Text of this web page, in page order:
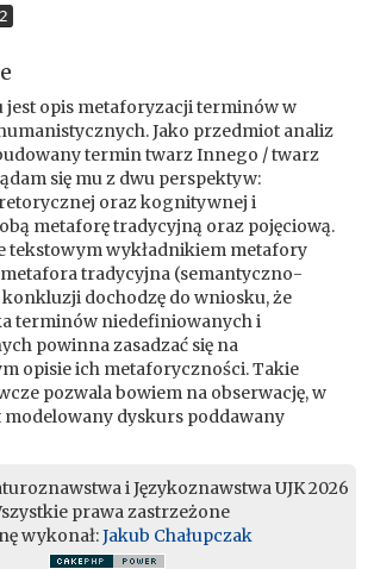
jest opis metaforyzacji terminów w
Jako przedmiot analiz
termin twarz Innego / twarz
się mu z dwu perspektyw:
oraz kognitywnej i
metaforę tradycyjną oraz pojęciową.
tekstowym wykładnikiem metafory
tradycyjna (semantyczno-
dochodzę do wniosku, że
terminów niedefiniowanych i
powinna zasadzać się na
opisie ich metaforyczności. Takie
pozwala bowiem na obserwację, w
modelowany dyskurs poddawany
i Językoznawstwa UJK 2026
prawa zastrzeżone
wykonał:Jakub Chałupczak